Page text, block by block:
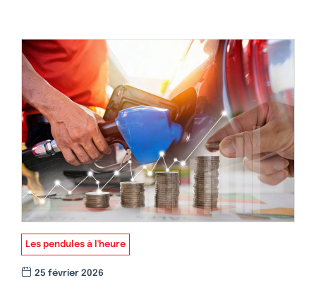
Les pendules à l'heure
25 février 2026